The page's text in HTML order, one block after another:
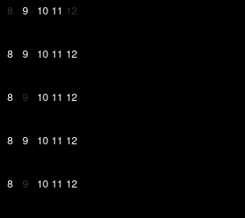
8 9 10 11 12
8 9 10 11 12
8 9 10 11 12
8 9 10 11 12
8 9 10 11 12